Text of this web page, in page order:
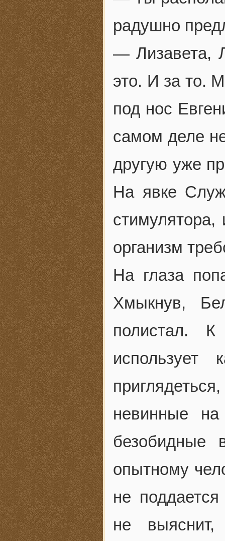
радушно
— Лизавета,
это. И за то.
под нос
самом деле
другую уже
На явке
стимулятора,
организм
На глаза
Хмыкнув,
полистал.
невинные
безобидные
опытному
не
не